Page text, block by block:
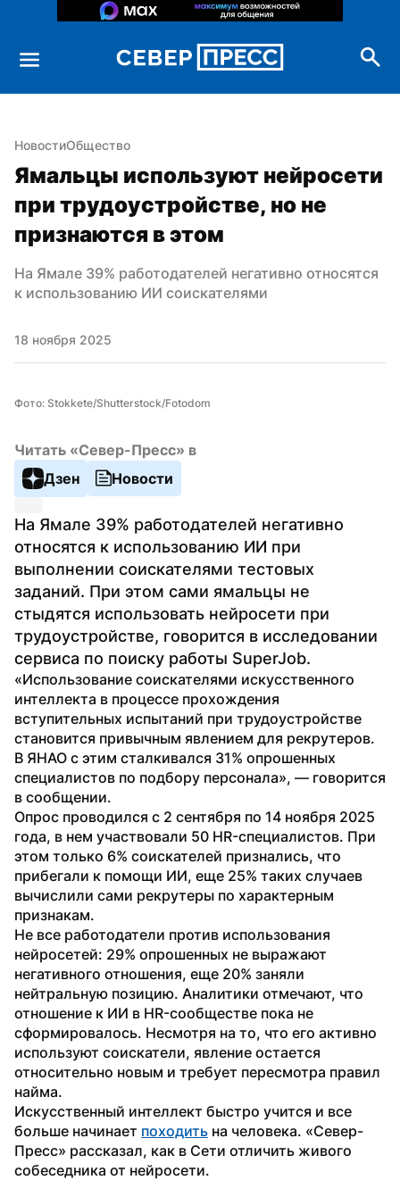
НовостиОбщество
Ямальцы используют нейросети
при трудоустройстве, но не
признаются в этом
На Ямале 39% работодателей негативно относятся
к использованию ИИ соискателями
18 ноября 2025
Фото: Stokkete/Shutterstock/Fotodom
Читать «Север-Пресс» в
Дзен
Новости
На Ямале 39% работодателей негативно
относятся к использованию ИИ при
выполнении соискателями тестовых
заданий. При этом сами ямальцы не
стыдятся использовать нейросети при
трудоустройстве, говорится в исследовании
сервиса по поиску работы SuperJob.
«Использование соискателями искусственного
интеллекта в процессе прохождения
вступительных испытаний при трудоустройстве
становится привычным явлением для рекрутеров.
В ЯНАО с этим сталкивался 31% опрошенных
специалистов по подбору персонала», — говорится
в сообщении.
Опрос проводился с 2 сентября по 14 ноября 2025
года, в нем участвовали 50 HR-специалистов. При
этом только 6% соискателей признались, что
прибегали к помощи ИИ, еще 25% таких случаев
вычислили сами рекрутеры по характерным
признакам.
Не все работодатели против использования
нейросетей: 29% опрошенных не выражают
негативного отношения, еще 20% заняли
нейтральную позицию. Аналитики отмечают, что
отношение к ИИ в HR-сообществе пока не
сформировалось. Несмотря на то, что его активно
используют соискатели, явление остается
относительно новым и требует пересмотра правил
найма.
Искусственный интеллект быстро учится и все
больше начинает походить на человека. «Север-
Пресс» рассказал, как в Сети отличить живого
собеседника от нейросети.